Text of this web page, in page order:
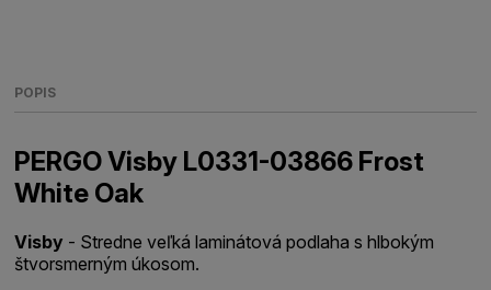
POPIS
PERGO Visby L0331-03866 Frost
White Oak
Visby - Stredne veľká laminátová podlaha s hlbokým
štvorsmerným úkosom.